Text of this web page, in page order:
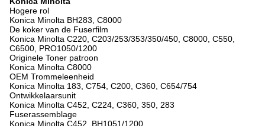
Hogere rol
Konica Minolta BH283, C8000
De koker van de Fuserfilm
Konica Minolta C220, C203/253/353/350/450, C8000, C550,
C6500, PRO1050/1200
Originele Toner patroon
Konica Minolta C8000
OEM Trommeleenheid
Konica Minolta 183, C754, C200, C360, C654/754
Ontwikkelaarsunit
Konica Minolta C452, C224, C360, 350, 283
Fuserassemblage
Konica Minolta C452, BH1051/1200